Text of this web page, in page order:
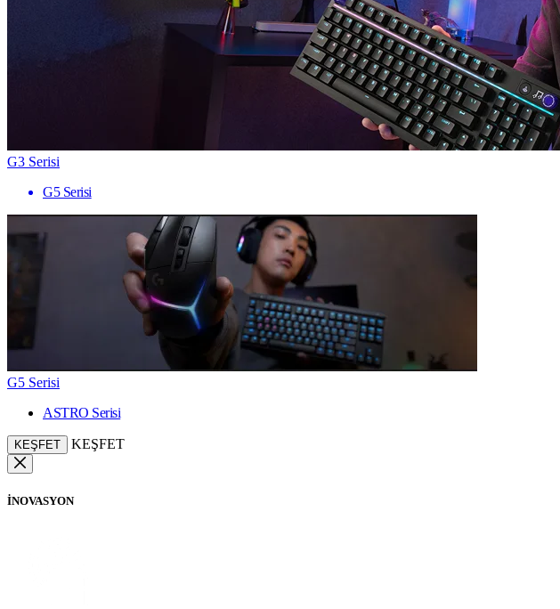
G3 Serisi
G5 Serisi
G5 Serisi
ASTRO Serisi
KEŞFET KEŞFET
İNOVASYON